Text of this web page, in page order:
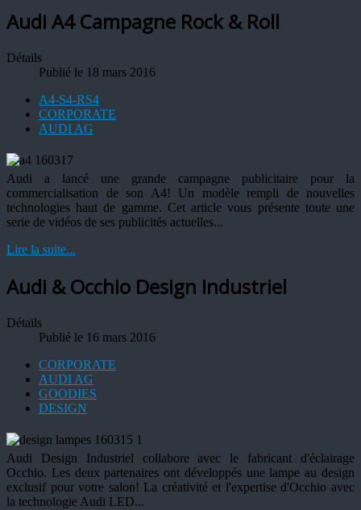
Audi A4 Campagne Rock & Roll
Détails
Publié le 18 mars 2016
A4-S4-RS4
CORPORATE
AUDI AG
Audi a lancé une grande campagne publicitaire pour la
commercialisation de son A4! Un modèle rempli de nouvelles
technologies haut de gamme. Cet article vous présente toute une
serie de vidéos de ses publicités actuelles...
Lire la suite...
Audi & Occhio Design Industriel
Détails
Publié le 16 mars 2016
CORPORATE
AUDI AG
GOODIES
DESIGN
Audi Design Industriel collabore avec le fabricant d'éclairage
Occhio. Les deux partenaires ont développés une lampe au design
exclusif pour votre salon! La créativité et l'expertise d'Occhio avec
la technologie Audi LED...